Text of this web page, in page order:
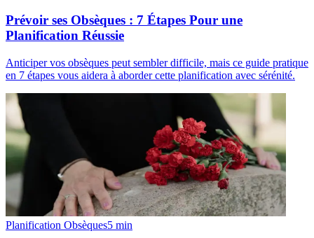
Prévoir ses Obsèques : 7 Étapes Pour une
Planification Réussie
Anticiper vos obsèques peut sembler difficile, mais ce guide pratique
en 7 étapes vous aidera à aborder cette planification avec sérénité.
Planification Obsèques5 min